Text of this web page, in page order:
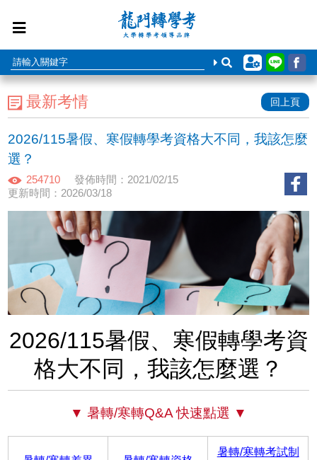
最新考情 回上頁
2026/115暑假、寒假轉學考資格大不同，我該怎麼
選？
254710
發佈時間：2021/02/15
更新時間：2026/03/18
2026/115暑假、寒假轉學考資
格大不同，我該怎麼選？
▼ 暑轉/寒轉Q&A 快速點選 ▼
暑轉/寒轉考試制